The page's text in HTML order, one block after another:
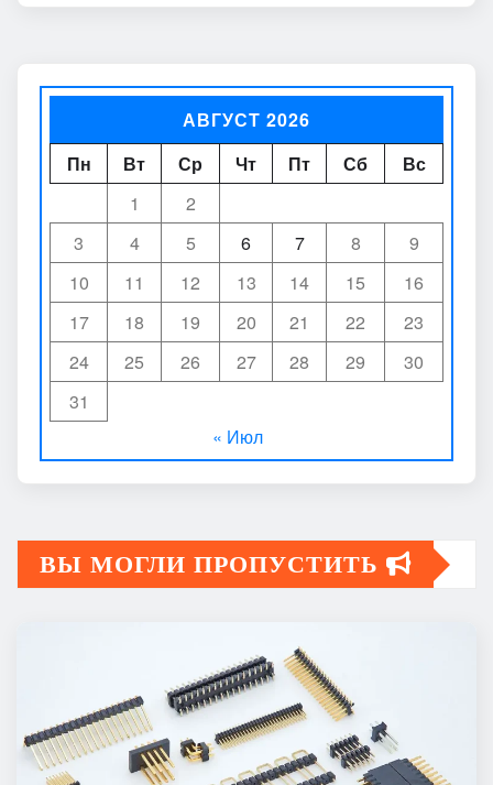
АВГУСТ 2026
Пн
Вт Ср Чт Пт Сб
Вс
1
2
3
4 5 6 7 8
9
10
11 12 13 14 15
16
17
18 19 20 21 22
23
24
25 26 27 28 29
30
31
« Июл
ВЫ МОГЛИ ПРОПУСТИТЬ